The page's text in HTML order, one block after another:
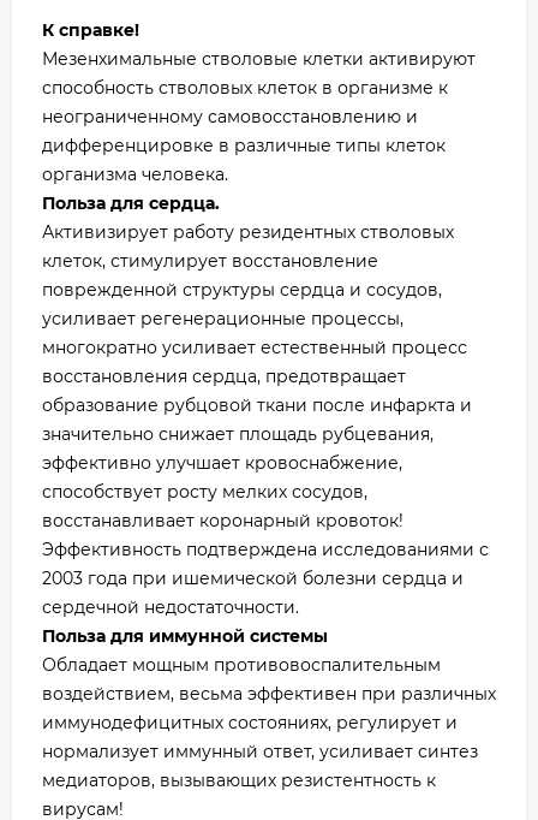
К справке!
Мезенхимальные стволовые клетки активируют
способность стволовых клеток в организме к
неограниченному самовосстановлению и
дифференцировке в различные типы клеток
организма человека.
Польза для сердца.
Активизирует работу резидентных стволовых
клеток, стимулирует восстановление
поврежденной структуры сердца и сосудов,
усиливает регенерационные процессы,
многократно усиливает естественный процесс
восстановления сердца, предотвращает
образование рубцовой ткани после инфаркта и
значительно снижает площадь рубцевания,
эффективно улучшает кровоснабжение,
способствует росту мелких сосудов,
восстанавливает коронарный кровоток!
Эффективность подтверждена исследованиями с
2003 года при ишемической болезни сердца и
сердечной недостаточности.
Польза для иммунной системы
Обладает мощным противовоспалительным
воздействием, весьма эффективен при различных
иммунодефицитных состояниях, регулирует и
нормализует иммунный ответ, усиливает синтез
медиаторов, вызывающих резистентность к
вирусам!